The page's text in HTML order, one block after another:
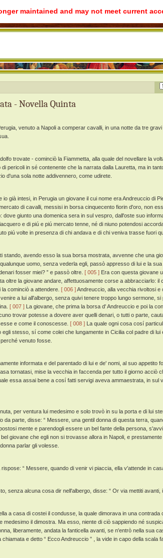
maintained and may not meet current
- Novella Quinta
venuto a Napoli a comperar cavalli, in una notte da tre
trovate - cominciò la Fiammetta, alla quale del novellare la
pericoli in sé contenente che la narrata dalla Lauretta, ma in
d'una sola notte addivennero, come udirete.
io già intesi, in Perugia un giovane il cui nome era Andreuccio di
di cavalli, messisi in borsa cinquecento fiorin d'oro, non
dove giunto una domenica sera in sul vespro, dall'oste suo
e di piú e piú mercato tenne, né di niuno potendosi
piú volte in presenza di chi andava e di chi veniva trasse fuori
stando, avendo esso la sua borsa mostrata, avvenne che una
uomo, senza vederla egli, passò appresso di lui e la
fosser miei? ” e passò oltre. [ 005 ] Era con questa giovane
oltre la giovane andare, affettuosamente corse a abbracciarlo:
cominciò a attendere. [ 006 ]Andreuccio, alla vecchia rivoltosi
a lui all'albergo, senza quivi tenere troppo lungo sermone,
[ 007 ] La giovane, che prima la borsa d' Andreuccio e poi la
trovar potesse a dovere aver quelli denari, o tutti o parte,
e come il conoscesse. [ 008 ] La quale ogni cosa cosí
stesso, sí come colei che lungamente in Cicilia col padre di
venuto fosse.
informata e del parentado di lui e de' nomi, al suo appetito
tornatasi, mise la vecchia in faccenda per tutto il giorno acciò
essa assai bene a cosí fatti servigi aveva ammaestrata, in sul
per ventura lui medesimo e solo trovò in su la porta e di lui
da parte, disse: “ Messere, una gentil donna di questa terra,
mente e parendogli essere un bel fante della persona,
giovane che egli non si trovasse allora in Napoli, e
parlar gli volesse.
rispose: “ Messere, quando di venir vi piaccia, ella v'attende in casa
senza alcuna cosa dir nell'albergo, disse: “ Or via mettiti avanti,
a casa di costei il condusse, la quale dimorava in una contrada
medesimo il dimostra. Ma esso, niente di ciò sappiendo né
liberamente, andata la fanticella avanti, se n'entrò nella sua
e detto “ Ecco Andreuccio ” , la vide in capo della scala